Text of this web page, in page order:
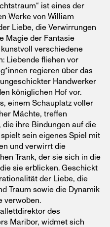
ist eines der
Werke von William
Liebe, die Verwirrungen
Magie der Fantasie
verschiedene
Liebende fliehen vor
regieren über das
Handwerker
königlichen Hof vor.
einem Schauplatz voller
Mächte, treffen
ihre Bindungen auf die
sein eigenes Spiel mit
und verwirrt die
Trank, der sie sich in die
sie erblicken. Geschickt
der Liebe, die
Traum sowie die Dynamik
verwoben.
des
Maribor, widmet sich